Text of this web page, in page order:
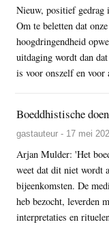
Nieuw, positief gedrag
Om te beletten dat
hoogdringendheid
uitdaging wordt dan
is voor onszelf en voor
Boeddhistische
gastauteur - 17 mei
Arjan Mulder: 'Het
weet dat dit niet wordt
bijeenkomsten. De
heb bezocht, leverden
interpretaties en